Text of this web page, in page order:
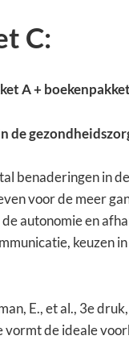
C:
A +
de
benaderingen in
voor de meer
autonomie en
keuzen
E., et al., 3e
vormt de ideale